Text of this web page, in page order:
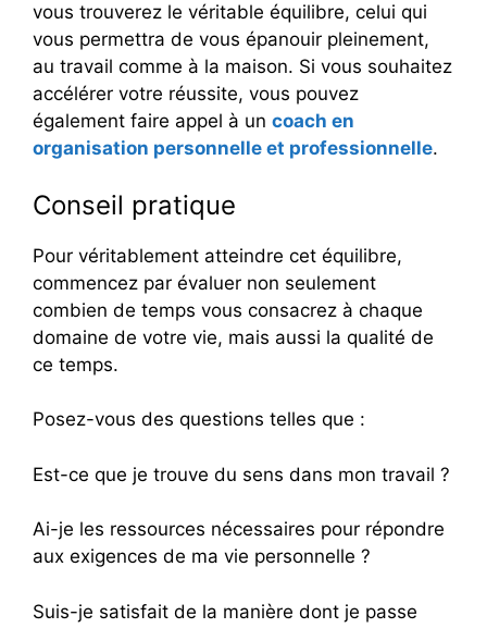
vous trouverez le véritable équilibre, celui qui
vous permettra de vous épanouir pleinement,
au travail comme à la maison. Si vous souhaitez
accélérer votre réussite, vous pouvez
également faire appel à un coach en
organisation personnelle et professionnelle.
Conseil pratique
Pour véritablement atteindre cet équilibre,
commencez par évaluer non seulement
combien de temps vous consacrez à chaque
domaine de votre vie, mais aussi la qualité de
ce temps.
Posez-vous des questions telles que :
Est-ce que je trouve du sens dans mon travail ?
Ai-je les ressources nécessaires pour répondre
aux exigences de ma vie personnelle ?
Suis-je satisfait de la manière dont je passe